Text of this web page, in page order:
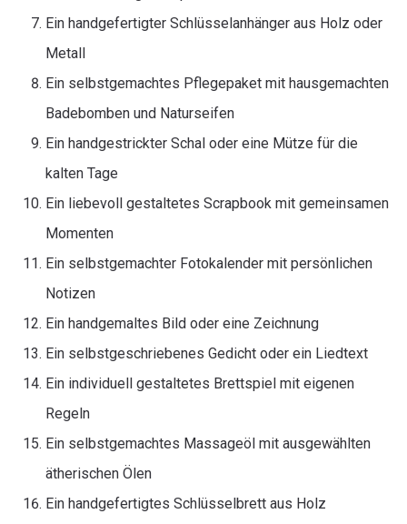
Ein handgefertigter Schlüsselanhänger aus Holz oder
Metall
Ein selbstgemachtes Pflegepaket mit hausgemachten
Badebomben und Naturseifen
Ein handgestrickter Schal oder eine Mütze für die
kalten Tage
Ein liebevoll gestaltetes Scrapbook mit gemeinsamen
Momenten
Ein selbstgemachter Fotokalender mit persönlichen
Notizen
Ein handgemaltes Bild oder eine Zeichnung
Ein selbstgeschriebenes Gedicht oder ein Liedtext
Ein individuell gestaltetes Brettspiel mit eigenen
Regeln
Ein selbstgemachtes Massageöl mit ausgewählten
ätherischen Ölen
Ein handgefertigtes Schlüsselbrett aus Holz